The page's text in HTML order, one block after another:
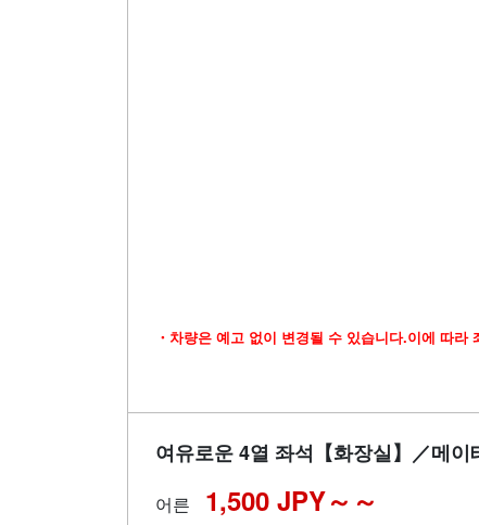
・차량은 예고 없이 변경될 수 있습니다.이에 따
여유로운 4열 좌석【화장실】／메이
어른 1,500 JPY～